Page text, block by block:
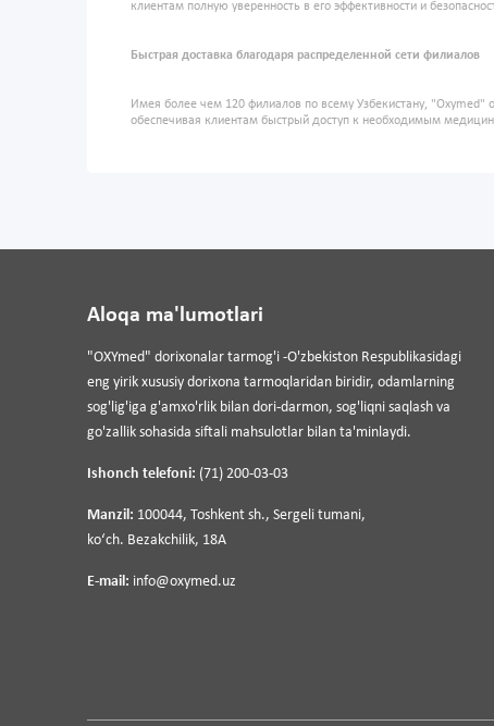
клиентам полную уверенность в его эффективности и
Быстрая доставка благодаря распределенной сети филиалов
Имея более чем 120 филиалов по всему Узбекистану, "Oxymed"
обеспечивая клиентам быстрый доступ к необходимым
Aloqa ma'lumotlari
"OXYmed" dorixonalar tarmog'i -O'zbekiston Respublikasidagi
eng yirik xususiy dorixona tarmoqlaridan biridir, odamlarning
sog'lig'iga g'amxo'rlik bilan dori-darmon, sog'liqni saqlash va
go'zallik sohasida siftali mahsulotlar bilan ta'minlaydi.
Ishonch telefoni: (71) 200-03-03
Manzil: 100044, Toshkent sh., Sergeli tumani,
koʻch. Bezakchilik, 18A
E-mail: info@oxymed.uz